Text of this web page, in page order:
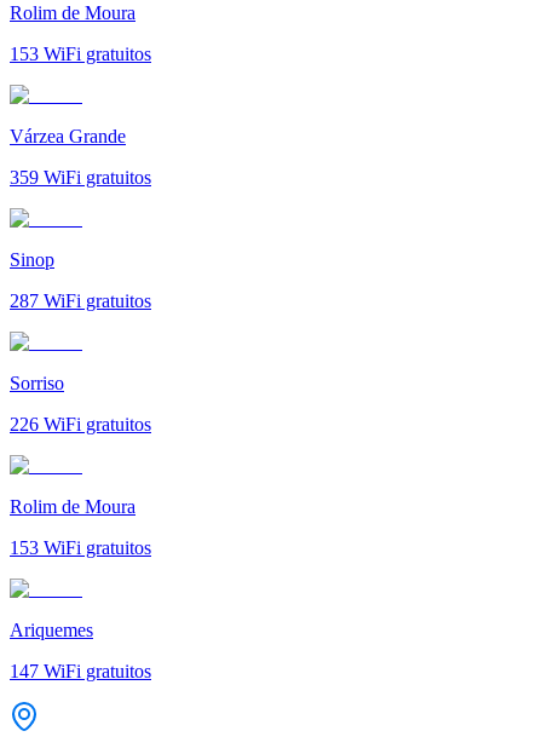
Rolim de Moura
153 WiFi gratuitos
Várzea Grande
359 WiFi gratuitos
Sinop
287 WiFi gratuitos
Sorriso
226 WiFi gratuitos
Rolim de Moura
153 WiFi gratuitos
Ariquemes
147 WiFi gratuitos